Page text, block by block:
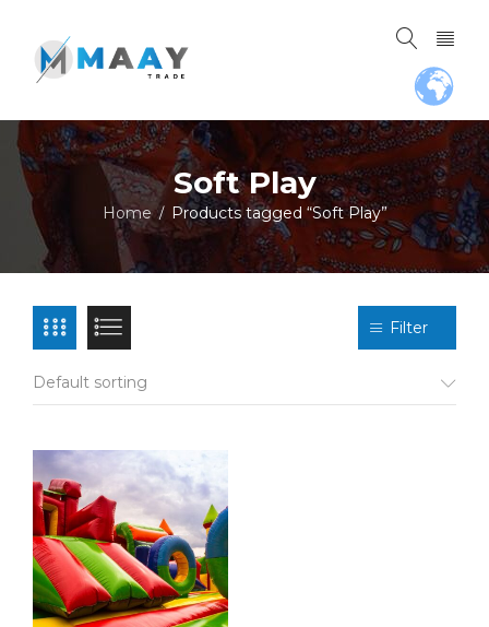
Soft Play
Home / Products tagged “Soft Play”
Filter
Default sorting